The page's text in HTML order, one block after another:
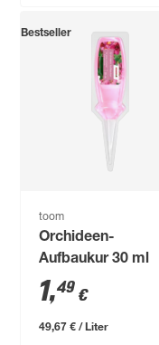
Bestseller
toom
Orchideen-
Aufbaukur 30 ml
1,49 €
49,67 € / Liter